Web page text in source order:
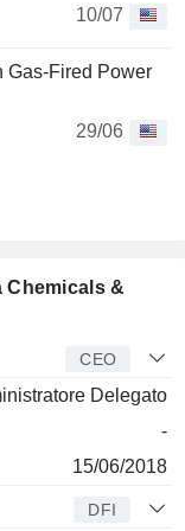
10/07
Gas-Fired Power
29/06
Chemicals &
CEO
Delegato
-
15/06/2018
DFI